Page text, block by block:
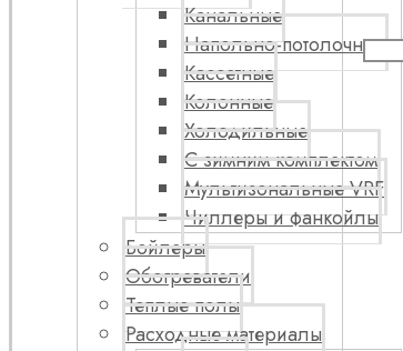
Канальные
Напольно-потолочные
Кассетные
Колонные
Холодильные
С зимним комплектом
Мультизональные VRF
Чиллеры и фанкойлы
Бойлеры
Обогреватели
Теплые полы
Расходные материалы